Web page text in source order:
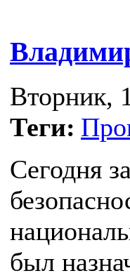
Вторник,
Теги:
Сегодня
был